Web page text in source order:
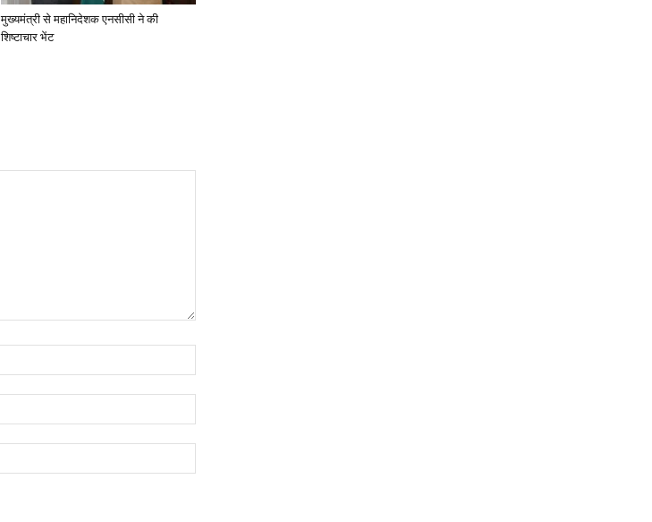
मुख्यमंत्री से महानिदेशक एनसीसी ने की
शिष्टाचार भेंट